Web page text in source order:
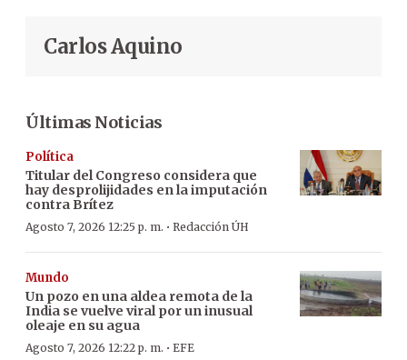
Carlos Aquino
Últimas Noticias
Política
Titular del Congreso considera que
hay desprolijidades en la imputación
contra Brítez
Agosto 7, 2026 12:25 p. m. · Redacción ÚH
Mundo
Un pozo en una aldea remota de la
India se vuelve viral por un inusual
oleaje en su agua
Agosto 7, 2026 12:22 p. m. · EFE